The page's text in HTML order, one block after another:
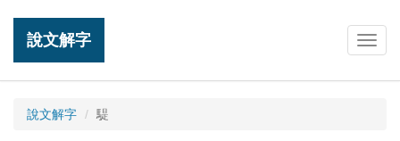
說文解字
說文解字 騠